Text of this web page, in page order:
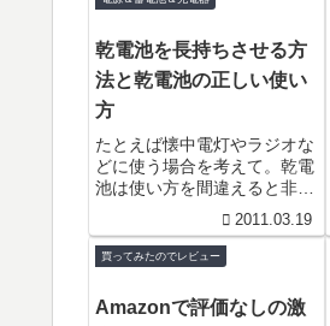
乾電池を長持ちさせる方
法と乾電池の正しい使い
方
たとえば懐中電灯やラジオな
どに使う場合を考えて。乾電
池は使い方を間違えると非常
に短時間に消耗してしまいま
す。正しい使い方を理解して
貴重な電池を効率よく使って
くだ...
2011.03.19
買ってみたのでレビュー
Amazonで評価なしの激